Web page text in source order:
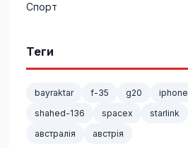
Спорт
Теги
bayraktar f-35 g20 iphone
shahed-136
spacex starlink
австралія
австрія